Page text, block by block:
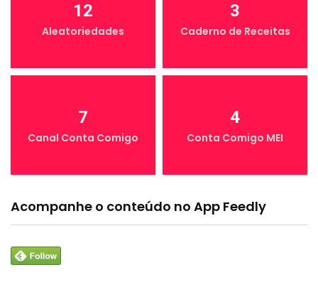
12
Aleatoriedades
3
Caderno de Receitas
7
Canal Conta Comigo
4
Conta Comigo MEI
Acompanhe o conteúdo no App Feedly